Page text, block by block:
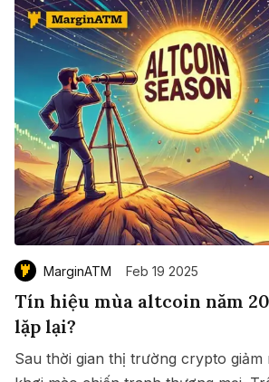
MarginATM Feb 19 2025
Tín hiệu mùa altcoin năm
lặp lại?
Sau thời gian thị trường crypto giảm